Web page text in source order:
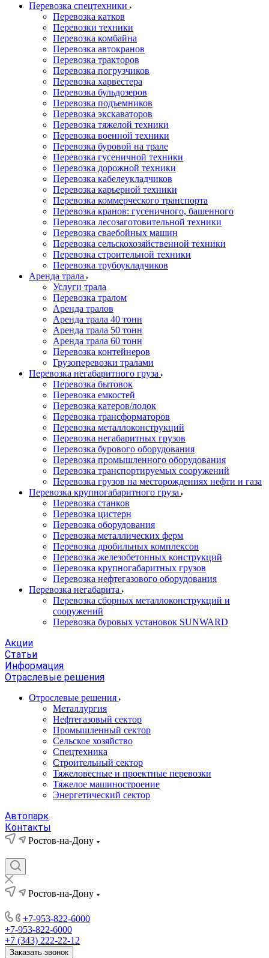
Перевозка спецтехники
Перевозка катков
Перевозки техники
Перевозка комбайна
Перевозка автокранов
Перевозка тракторов
Перевозка погрузчиков
Перевозка харвестера
Перевозка бульдозеров
Перевозка подъемников
Перевозка экскаваторов
Перевозка тяжелой техники
Перевозка военной техники
Перевозка буровой на трале
Перевозка гусеничной техники
Перевозка дорожной техники
Перевозка кабелеукладчиков
Перевозка карьерной техники
Перевозка коммерческого транспорта
Перевозка кранов: гусеничного, башенного
Перевозка лесозаготовительной техники
Перевозка сваебойных машин
Перевозка сельскохозяйственной техники
Перевозка строительной техники
Перевозка трубоукладчиков
Аренда трала
Услуги трала
Перевозка тралом
Аренда тралов
Аренда трала 40 тонн
Аренда трала 50 тонн
Аренда трала 60 тонн
Перевозка контейнеров
Грузоперевозки тралами
Перевозка негабаритного груза
Перевозка бытовок
Перевозка емкостей
Перевозка катеров/лодок
Перевозка трансформаторов
Перевозка металлоконструкций
Перевозка негабаритных грузов
Перевозка бурового оборудования
Перевозка промышленного оборудования
Перевозка транспортируемых сооружений
Перевозка грузов на месторождениях нефти и газа
Перевозка крупногабаритного груза
Перевозка станков
Перевозка цистерн
Перевозка оборудования
Перевозка металлических ферм
Перевозка дробильных комплексов
Перевозка железобетонных конструкций
Перевозка крупногабаритных грузов
Перевозка нефтегазового оборудования
Перевозка негабарита
Перевозка сборных металлоконструкций и
сооружений
Перевозка буровых установок SUNWARD
Акции
Статьи
Информация
Отраслевые решения
Отрослевые решения
Металлургия
Нефтегазовый сектор
Промышленный сектор
Сельское хозяйство
Спецтехника
Строительный сектор
Тяжеловесные и проектные перевозки
Тяжелое машиностроение
Энергетический сектор
Автопарк
Контакты
Ростов-на-Дону
Ростов-на-Дону
+7-953-822-6000
+7-953-822-6000
+7 (343) 222-22-12
Заказать звонок